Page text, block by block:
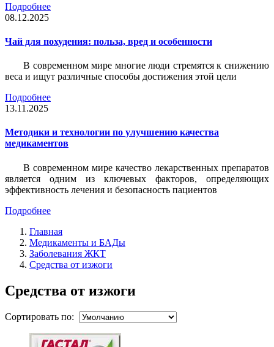
Подробнее
08.12.2025
Чай для похудения: польза, вред и особенности
В современном мире многие люди стремятся к снижению
веса и ищут различные способы достижения этой цели
Подробнее
13.11.2025
Методики и технологии по улучшению качества
медикаментов
В современном мире качество лекарственных препаратов
является одним из ключевых факторов, определяющих
эффективность лечения и безопасность пациентов
Подробнее
Главная
Медикаменты и БАДы
Заболевания ЖКТ
Средства от изжоги
Средства от изжоги
Сортировать по: